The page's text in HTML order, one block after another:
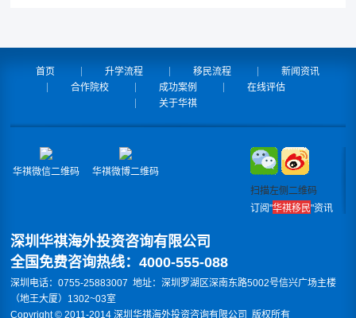
首页 升学流程 移民流程
新闻资讯
合作院校
成功案例
在线评估
关于华祺
华祺微信二维码
华祺微博二维码
扫描左侧二维码
订阅"华祺移民"资讯
深圳华祺海外投资咨询有限公司
全国免费咨询热线：4000-555-088
深圳电话：0755-25883007 地址：深圳罗湖区深南东路5002号信兴广场主楼
（地王大厦）1302~03室
Copyright © 2011-2014 深圳华祺海外投资咨询有限公司 版权所有